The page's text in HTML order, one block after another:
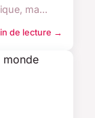
ma...
de lecture →